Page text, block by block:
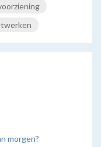
morgen?